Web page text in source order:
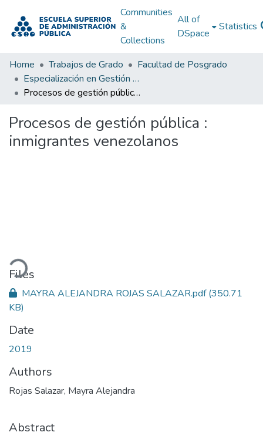
Communities
&
Collections
All of
DSpace
Statistics
Home Trabajos de Grado
Facultad de Posgrado
Especialización en Gestión Pública
Procesos de gestión pública : inmigrantes venezolanos
Procesos de gestión pública :
inmigrantes venezolanos
Files
MAYRA ALEJANDRA ROJAS SALAZAR.pdf(350.71
KB)
Date
2019
Authors
Rojas Salazar, Mayra Alejandra
Abstract